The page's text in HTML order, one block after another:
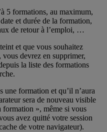
5 formations, au maximum,
et durée de la formation,
de retour à l’emploi, …
et que vous souhaitez
vous devrez en supprimer,
la liste des formations
une formation et qu’il n’aura
sera de nouveau visible
formation », même si vous
avez quitté votre session
de votre navigateur).